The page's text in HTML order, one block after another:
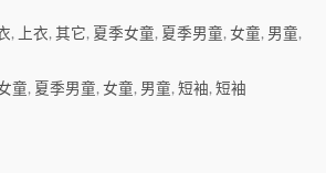
, 上衣, 其它, 夏季女童, 夏季男童, 女童, 男童,
童, 夏季男童, 女童, 男童, 短袖, 短袖